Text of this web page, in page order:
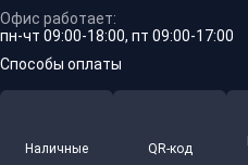
Офис работает:
пн-чт 09:00-18:00, пт 09:00-17:00
Способы оплаты
Наличные QR-код